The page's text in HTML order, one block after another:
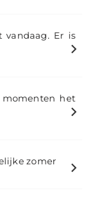
vandaag. Er is
het
zomer